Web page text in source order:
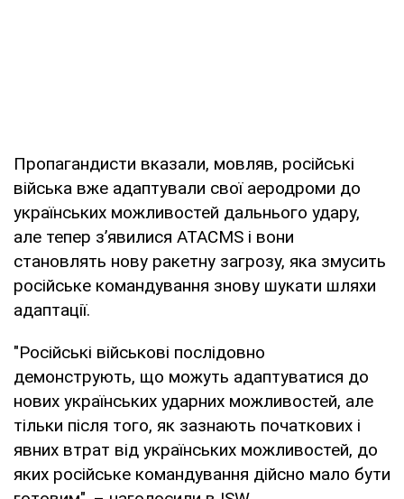
Пропагандисти вказали, мовляв, російські
війська вже адаптували свої аеродроми до
українських можливостей дальнього удару,
але тепер з’явилися ATACMS і вони
становлять нову ракетну загрозу, яка змусить
російське командування знову шукати шляхи
адаптації.
"Російські військові послідовно
демонструють, що можуть адаптуватися до
нових українських ударних можливостей, але
тільки після того, як зазнають початкових і
явних втрат від українських можливостей, до
яких російське командування дійсно мало бути